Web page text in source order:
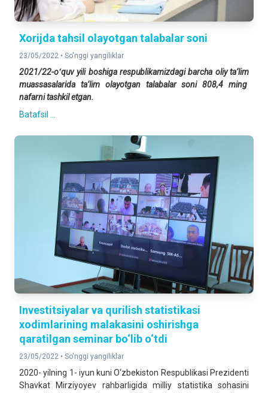
Xorijda tahsil olayotgan talabalar soni
23/05/2022 • So'nggi yangiliklar
2021/22-oʻquv yili boshiga respublikamizdagi barcha oliy taʼlim
muassasalarida taʼlim olayotgan talabalar soni 808,4 ming
nafarni tashkil etgan.
Batafsil ...
Investitsiyalar va qurilish statistikasi
xodimlarining malakasini oshirishga
qaratilgan seminar bo‘lib o‘tdi
23/05/2022 • So'nggi yangiliklar
2020- yilning 1- iyun kuni O‘zbekiston Respublikasi Prezidenti
Shavkat Mirziyoyev rahbarligida milliy statistika sohasini